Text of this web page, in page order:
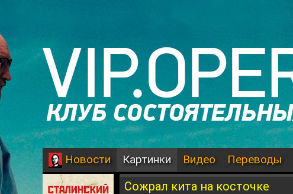
Новости Картинки Видео Переводы
Сожрал кита на косточке